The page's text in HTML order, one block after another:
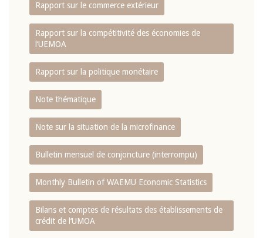
Rapport sur le commerce extérieur
Rapport sur la compétitivité des économies de
l‘UEMOA
Rapport sur la politique monétaire
Note thématique
Note sur la situation de la microfinance
Bulletin mensuel de conjoncture (interrompu)
Monthly Bulletin of WAEMU Economic Statistics
Bilans et comptes de résultats des établissements de
crédit de l‘UMOA